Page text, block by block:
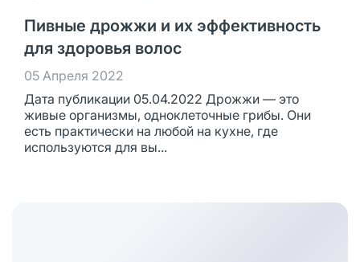
Пивные дрожжи и их эффективность
для здоровья волос
05 Апреля 2022
Дата публикации 05.04.2022 Дрожжи — это
живые организмы, одноклеточные грибы. Они
есть практически на любой на кухне, где
используются для вы...